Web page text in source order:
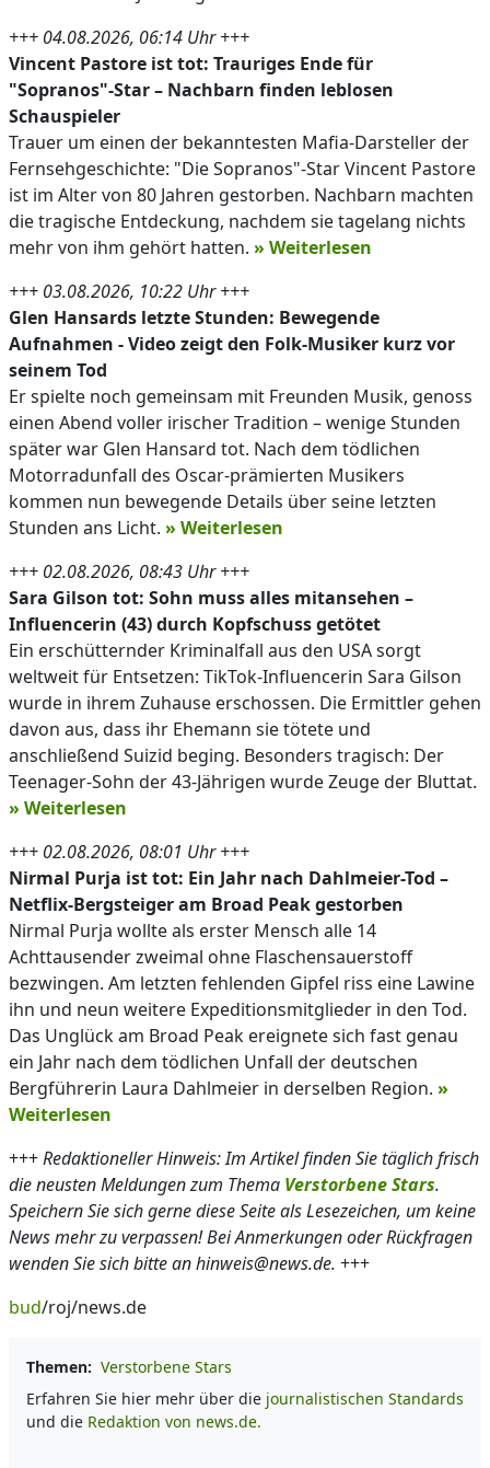
+++ 04.08.2026, 06:14 Uhr +++
Vincent Pastore ist tot: Trauriges Ende für
"Sopranos"-Star – Nachbarn finden leblosen
Schauspieler
Trauer um einen der bekanntesten Mafia-Darsteller der
Fernsehgeschichte: "Die Sopranos"-Star Vincent Pastore
ist im Alter von 80 Jahren gestorben. Nachbarn machten
die tragische Entdeckung, nachdem sie tagelang nichts
mehr von ihm gehört hatten. » Weiterlesen
+++ 03.08.2026, 10:22 Uhr +++
Glen Hansards letzte Stunden: Bewegende
Aufnahmen - Video zeigt den Folk-Musiker kurz vor
seinem Tod
Er spielte noch gemeinsam mit Freunden Musik, genoss
einen Abend voller irischer Tradition – wenige Stunden
später war Glen Hansard tot. Nach dem tödlichen
Motorradunfall des Oscar-prämierten Musikers
kommen nun bewegende Details über seine letzten
Stunden ans Licht. » Weiterlesen
+++ 02.08.2026, 08:43 Uhr +++
Sara Gilson tot: Sohn muss alles mitansehen –
Influencerin (43) durch Kopfschuss getötet
Ein erschütternder Kriminalfall aus den USA sorgt
weltweit für Entsetzen: TikTok-Influencerin Sara Gilson
wurde in ihrem Zuhause erschossen. Die Ermittler gehen
davon aus, dass ihr Ehemann sie tötete und
anschließend Suizid beging. Besonders tragisch: Der
Teenager-Sohn der 43-Jährigen wurde Zeuge der Bluttat.
» Weiterlesen
+++ 02.08.2026, 08:01 Uhr +++
Nirmal Purja ist tot: Ein Jahr nach Dahlmeier-Tod –
Netflix-Bergsteiger am Broad Peak gestorben
Nirmal Purja wollte als erster Mensch alle 14
Achttausender zweimal ohne Flaschensauerstoff
bezwingen. Am letzten fehlenden Gipfel riss eine Lawine
ihn und neun weitere Expeditionsmitglieder in den Tod.
Das Unglück am Broad Peak ereignete sich fast genau
ein Jahr nach dem tödlichen Unfall der deutschen
Bergführerin Laura Dahlmeier in derselben Region. »
Weiterlesen
+++Redaktioneller Hinweis: Im Artikel finden Sie täglich frisch
die neusten Meldungen zum Thema Verstorbene Stars.
Speichern Sie sich gerne diese Seite als Lesezeichen, um keine
News mehr zu verpassen! Bei Anmerkungen oder Rückfragen
wenden Sie sich bitte an hinweis@news.de. +++
bud/roj/news.de
Themen: Verstorbene Stars
Erfahren Sie hier mehr über die journalistischen Standards
und die Redaktion von news.de.